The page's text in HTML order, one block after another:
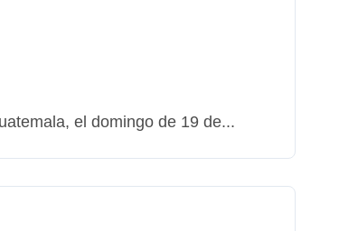
el domingo de 19 de...